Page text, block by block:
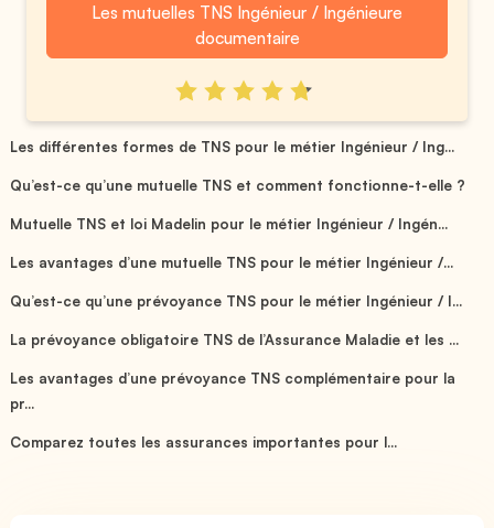
Les mutuelles TNS Ingénieur / Ingénieure
documentaire
Les différentes formes de TNS pour le métier Ingénieur / Ing...
Qu’est-ce qu’une mutuelle TNS et comment fonctionne-t-elle ?
Mutuelle TNS et loi Madelin pour le métier Ingénieur / Ingén...
Les avantages d’une mutuelle TNS pour le métier Ingénieur /...
Qu’est-ce qu’une prévoyance TNS pour le métier Ingénieur / I...
La prévoyance obligatoire TNS de l’Assurance Maladie et les ...
Les avantages d’une prévoyance TNS complémentaire pour la
pr...
Comparez toutes les assurances importantes pour l...